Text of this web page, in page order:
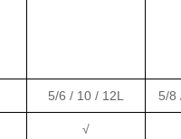
5/6 / 10 / 12L 5/8
√